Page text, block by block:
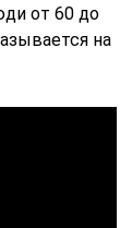
от 60 до
на